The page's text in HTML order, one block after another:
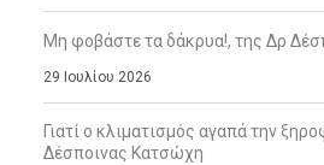
Μη φοβάστε τα δάκρυα!, της Δρ
29 Ιουλίου 2026
Γιατί ο κλιματισμός αγαπά την
Δέσποινας Κατσώχη